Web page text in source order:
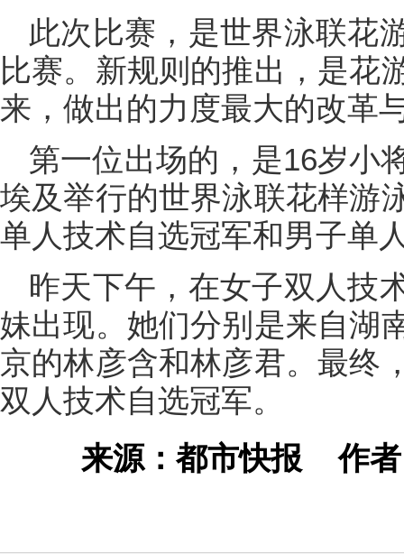
此次比赛，是世界泳联花
比赛。新规则的推出，是花
来，做出的力度最大的改革
第一位出场的，是16岁小
埃及举行的世界泳联花样游
单人技术自选冠军和男子单
昨天下午，在女子双人技
妹出现。她们分别是来自湖
京的林彦含和林彦君。最终
双人技术自选冠军。
来源：都市快报作